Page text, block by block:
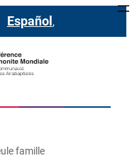
Español
famille